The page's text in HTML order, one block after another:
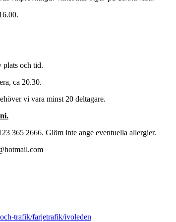
plats och tid.
ca 20.30.
vi vara minst 20 deltagare.
365 2666. Glöm inte ange eventuella allergier.
trafik/farjetrafik/ivoleden